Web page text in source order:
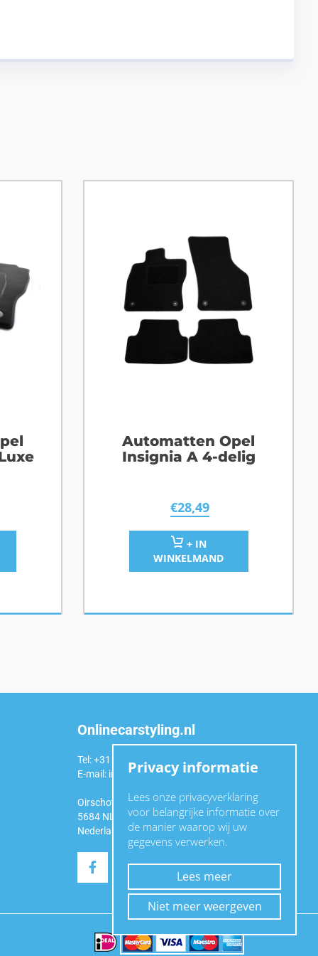
Automatten Opel
Insignia A 4-delig
€28,49
+ IN
WINKELMAND
Onlinecarstyling.nl
Tel: +31 (0)6 54 98 49 99
E-mail: info@onlinecarstyling.nl
Oirschotseweg 92a
5684 NL Best
Nederland
Privacy informatie
Lees onze privacyverklaring
voor belangrijke informatie over
de manier waarop wij uw
gegevens verwerken.
Lees meer
Niet meer weergeven